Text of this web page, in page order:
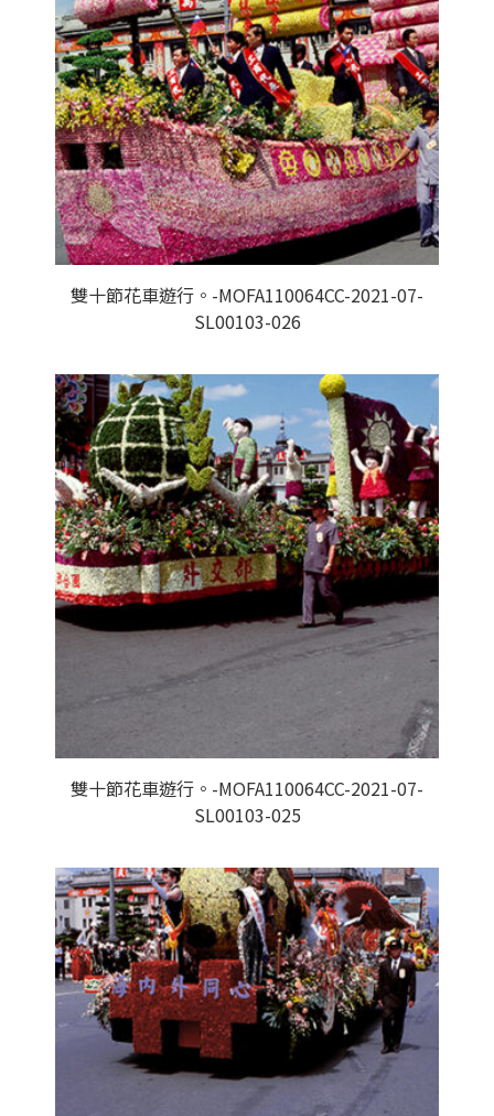
雙十節花車遊行。-MOFA110064CC-2021-07-
SL00103-026
雙十節花車遊行。-MOFA110064CC-2021-07-
SL00103-025